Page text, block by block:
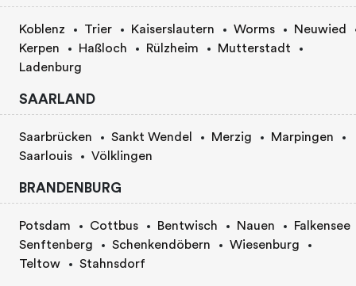
Koblenz Trier Kaiserslautern Worms
Neuwied
Kerpen
Haßloch Rülzheim
Mutterstadt
Ladenburg
SAARLAND
Saarbrücken Sankt Wendel Merzig
Marpingen
Saarlouis
Völklingen
BRANDENBURG
Potsdam Cottbus Bentwisch Nauen
Falkensee
Senftenberg
Schenkendöbern
Wiesenburg
Teltow
Stahnsdorf